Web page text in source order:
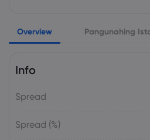
US Government Shutdown
October Inflation Data Release
US-EU Relations: Russia
Overview Pangunahing
Info
Spread
Spread (%)